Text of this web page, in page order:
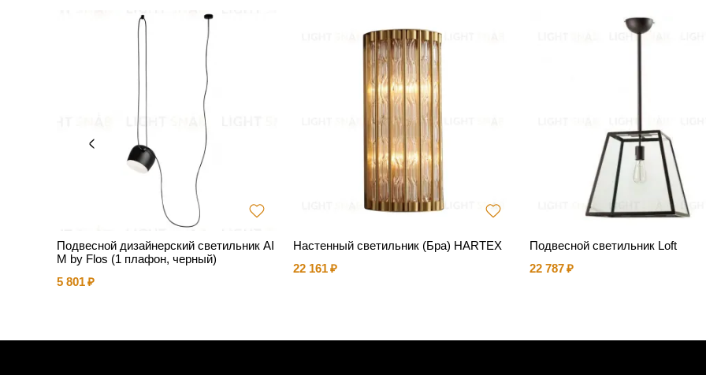
Подвесной дизайнерский светильник AI
M by Flos (1 плафон, черный)
5 801
Настенный светильник (Бра) HARTEX
22 161
Подвесной светильник Loft
22 787